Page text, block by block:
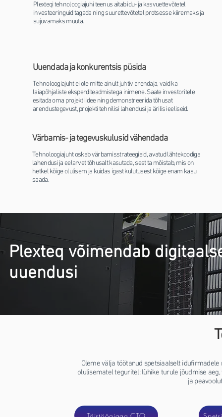
Plexteqi tehnoloogiajuhi teenus aitab idu- ja kasvuettevõtetel
investeeringuid tagada ning suurettevõtetel protsesse kiiremaks ja
sujuvamaks muuta.
Uuendada ja konkurentsis püsida
Tehnoloogiajuht ei ole mitte ainult juhtiv arendaja, vaid ka
laiapõhjaliste eksperditeadmistega inimene. Saate investoritele
esitada oma projekti idee ning demonstreerida tõhusat
arendustegevust, projekti tehnilisi lahendusi ja ärilisi eeliseid.
Värbamis- ja tegevuskulusid vähendada
Tehnoloogiajuht oskab värbamisstrateegiaid, avatud lähtekoodiga
lahendusi ja eelarvet tõhusalt kasutada, sest ta mõistab, mis on
hetkel kõige olulisem ja kuidas igast kulutusest kõige enam kasu
saada.
Plexteq võimendab
uuendusi
Oleme välja töötanud spetsiaalselt
olulisematel teguritel: lühike turule jõudmise
ja